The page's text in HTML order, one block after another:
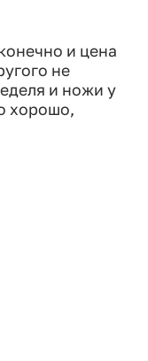
и цена
не
и ножи у
хорошо,